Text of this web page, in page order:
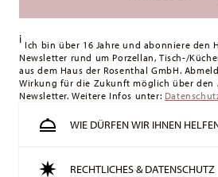
i Ich bin über 16 Jahre und abonniere den
Newsletter rund um Porzellan, Tisch-/
aus dem Haus der Rosenthal GmbH.
Wirkung für die Zukunft möglich über den
Newsletter. Weitere Infos unter:
WIE DÜRFEN WIR IHNEN
RECHTLICHES & DATENSCHUTZ